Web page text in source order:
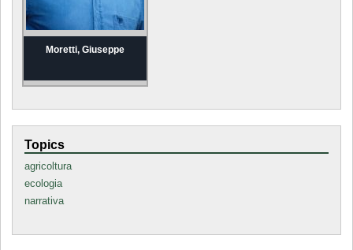
Moretti, Giuseppe
Topics
agricoltura
ecologia
narrativa